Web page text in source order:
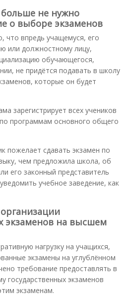
не нужно
о выборе экзаменов
что впредь учащемуся, его
или должностному лицу,
обучающегося,
не придётся подавать в школу
которые он будет
зарегистрирует всех учеников
программам основного общего
пожелает сдавать экзамен по
чем предложила школа, об
его законный представитель
учебное заведение, как
экзаменов на высшем
нагрузку на учащихся,
экзамены на углублённом
требование предоставлять в
государственных экзаменов
экзаменам.